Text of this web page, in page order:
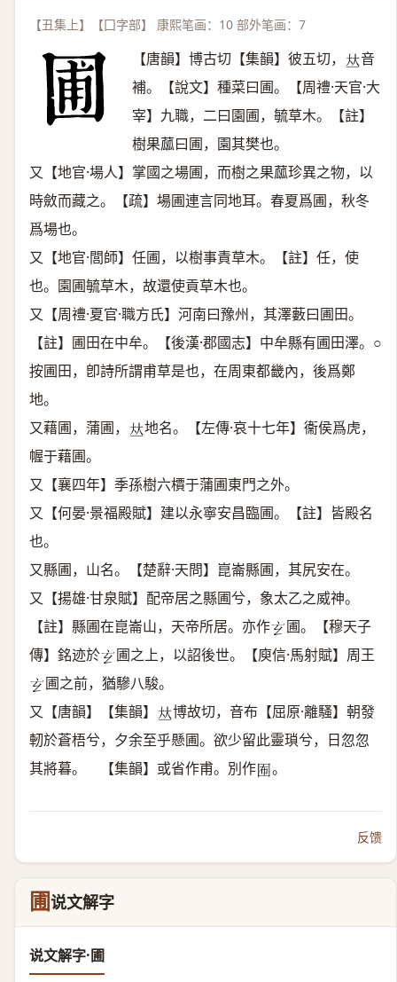
【丑集上】【囗字部】 康熙笔画：10 部外笔画：7
【唐韻】博古切【集韻】彼五切， 𠀤音
補。【說文】種菜曰圃。【周禮·天官·大
宰】九職，二曰園圃，毓草木。【註】
樹果蓏曰圃，園其樊也。
又【地官·場人】掌國之場圃，而樹之果蓏珍異之物，以
時斂而藏之。【疏】場圃連言同地耳。春夏爲圃，秋冬
爲場也。
又【地官·閭師】任圃，以樹事責草木。【註】任，使
也。園圃毓草木，故還使貢草木也。
又【周禮·夏官·職方氏】河南曰豫州，其澤藪曰圃田。
【註】圃田在中牟。【後漢·郡國志】中牟縣有圃田澤。○
按圃田，卽詩所謂甫草是也，在周東都畿內，後爲鄭
地。
又藉圃，蒲圃， 𠀤地名。【左傳·哀十七年】衞侯爲虎，
幄于藉圃。
又【襄四年】季孫樹六檟于蒲圃東門之外。
又【何晏·景福殿賦】建以永寧安昌臨圃。【註】皆殿名
也。
又縣圃，山名。【楚辭·天問】崑崙縣圃，其尻安在。
又【揚雄·甘泉賦】配帝居之縣圃兮，象太乙之威神。
【註】縣圃在崑崙山，天帝所居。亦作𤣥 圃。【穆天子
傳】銘迹於𤣥 圃之上，以詔後世。【庾信·馬射賦】周王
𤣥 圃之前，猶驂八駿。
又【唐韻】【集韻】 𠀤博故切，音布【屈原·離騷】朝發
軔於蒼梧兮，夕余至乎懸圃。欲少留此靈瑣兮，日忽忽
其將暮。 【集韻】或省作甫。別作𡇊 。
反馈
圃说文解字
说文解字·圃